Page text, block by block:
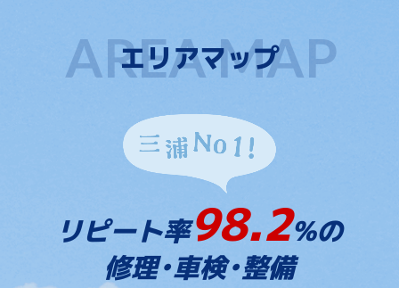
エリアマップ
リピート率98.2%の
修理・車検・整備